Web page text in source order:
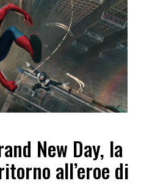
New Day, la
all’eroe di